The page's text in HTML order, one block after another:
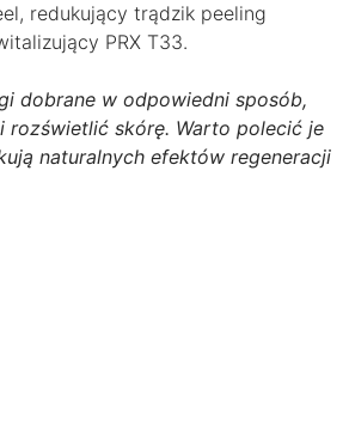
redukujący trądzik peeling
PRX T33.
dobrane w odpowiedni sposób,
rozświetlić skórę. Warto polecić je
naturalnych efektów regeneracji